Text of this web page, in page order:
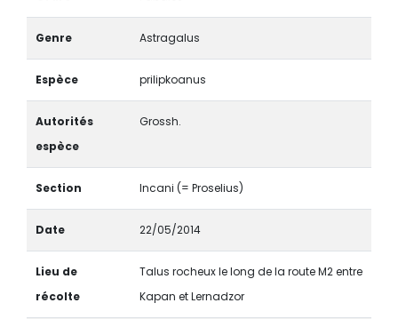
Genre Astragalus
Espèce prilipkoanus
Autorités
espèce
Grossh.
Section Incani (= Proselius)
Date 22/05/2014
Lieu de
récolte
Talus rocheux le long de la route M2 entre
Kapan et Lernadzor